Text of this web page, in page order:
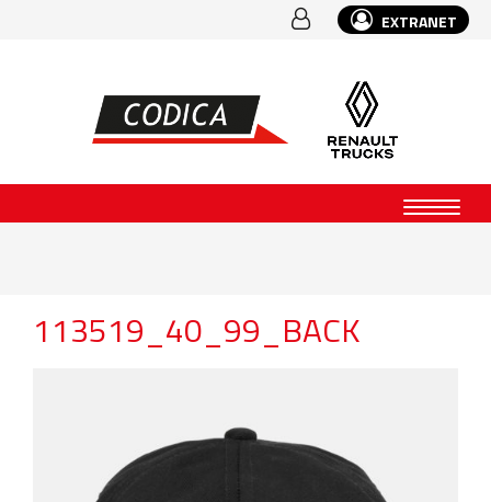
EXTRANET
113519_40_99_BACK